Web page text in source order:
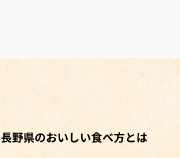
長野県のおいしい食べ方とは